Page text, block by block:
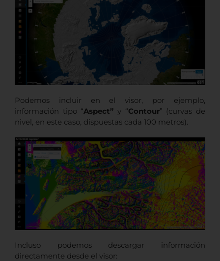
Podemos incluir en el visor, por ejemplo,
información tipo “Aspect” y “Contour” (curvas de
nivel, en este caso, dispuestas cada 100 metros).
Incluso podemos descargar información
directamente desde el visor: